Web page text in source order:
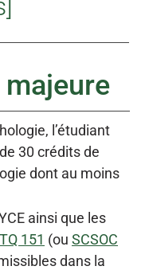
l’étudiant
30 crédits de
dont au moins
ainsi que les
151 (ou SCSOC
dans la